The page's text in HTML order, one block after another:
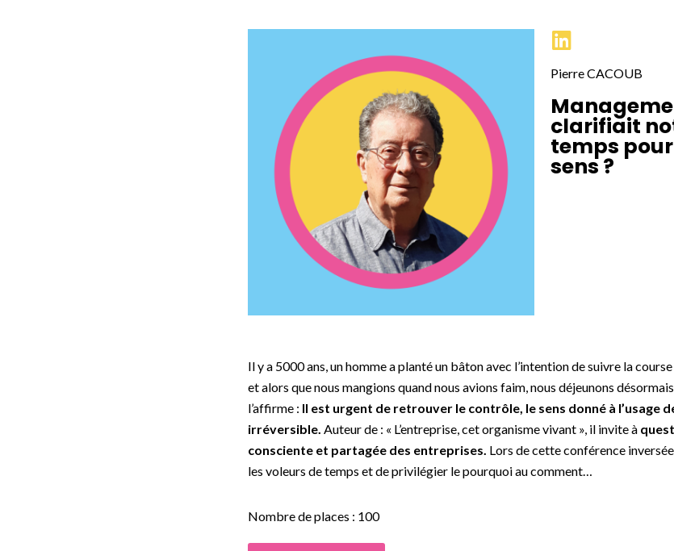
Pierre CACOUB
clarifiait
temps
sens ?
Il y a 5000 ans, un homme a planté un bâton avec l’intention de suivre la
et alors que nous mangions quand nous avions faim, nous déjeunons
l’affirme : Il est urgent de retrouver le contrôle, le sens donné à l’usage
irréversible. Auteur de : « L’entreprise, cet organisme vivant », il invite à
consciente et partagée des entreprises. Lors de cette conférence
les voleurs de temps et de privilégier le pourquoi au comment…
Nombre de places : 100